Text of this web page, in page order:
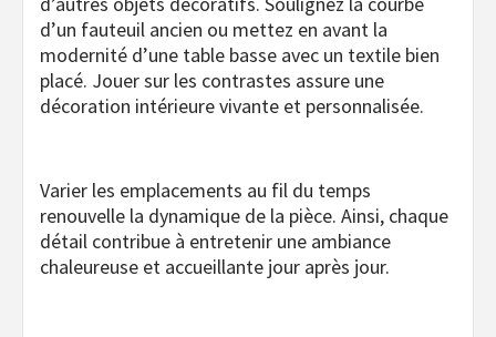
d’un fauteuil ancien ou mettez en avant la
modernité d’une table basse avec un textile bien
placé. Jouer sur les contrastes assure une
décoration intérieure vivante et personnalisée.
Varier les emplacements au fil du temps
renouvelle la dynamique de la pièce. Ainsi, chaque
détail contribue à entretenir une ambiance
chaleureuse et accueillante jour après jour.